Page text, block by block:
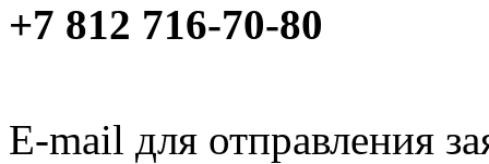
+7 812 716-70-80
E-mail для отправления